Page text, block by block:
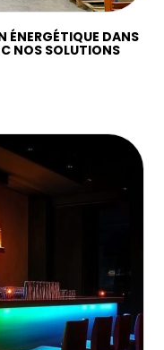
ÉNERGÉTIQUE DANS
NOS SOLUTIONS